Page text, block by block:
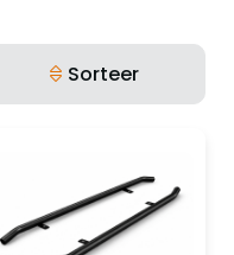
Sorteer